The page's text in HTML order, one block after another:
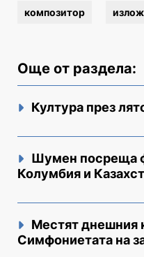
композитор
Още от раздела:
Култура през
Шумен посреща
Колумбия и
Местят днешния
Симфониетата на